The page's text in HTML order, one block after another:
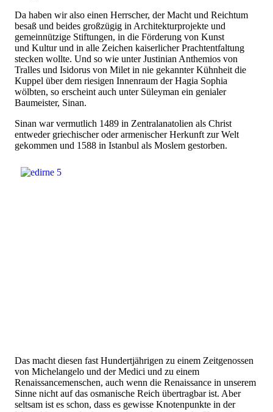
Da haben wir also einen Herrscher, der Macht und Reichtum
besaß und beides großzügig in Architekturprojekte und
gemeinnützige Stiftungen, in die Förderung von Kunst
und Kultur und in alle Zeichen kaiserlicher Prachtentfaltung
stecken wollte. Und so wie unter Justinian Anthemios von
Tralles und Isidorus von Milet in nie gekannter Kühnheit die
Kuppel über dem riesigen Innenraum der Hagia Sophia
wölbten, so erscheint auch unter Süleyman ein genialer
Baumeister, Sinan.
Sinan war vermutlich 1489 in Zentralanatolien als Christ
entweder griechischer oder armenischer Herkunft zur Welt
gekommen und 1588 in Istanbul als Moslem gestorben.
Das macht diesen fast Hundertjährigen zu einem Zeitgenossen
von Michelangelo und der Medici und zu einem
Renaissancemenschen, auch wenn die Renaissance in unserem
Sinne nicht auf das osmanische Reich übertragbar ist. Aber
seltsam ist es schon, dass es gewisse Knotenpunkte in der